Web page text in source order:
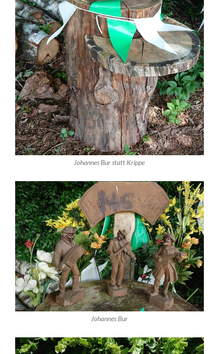
Johannes Bur statt Krippe
Johannes Bur